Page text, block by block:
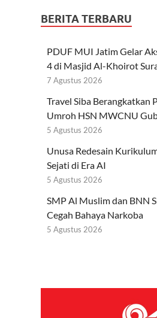
BERITA TERBARU
PDUF MUI Jatim Gelar
4 di Masjid Al-Khoirot
7 Agustus 2026
Travel Siba Berangkatkan
Umroh HSN MWCNU
5 Agustus 2026
Unusa Redesain
Sejati di Era AI
5 Agustus 2026
SMP Al Muslim dan BNN
Cegah Bahaya Narkoba
5 Agustus 2026